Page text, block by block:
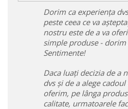
Dorim ca experiența
peste ceea ce va
nostru este de a va
simple produse -
Sentimente!
Daca luați decizia de a
dvs și de a alege
oferim, pe lânga
calitate, urmatoarele